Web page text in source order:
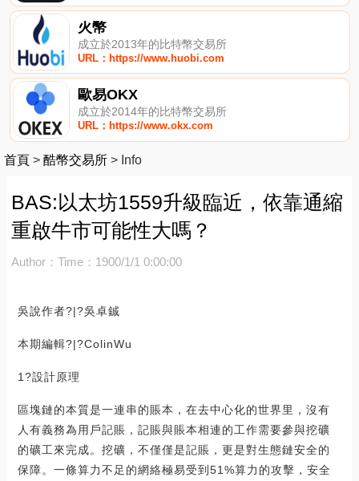
火幣
成立於2013年的比特幣交易所
URL：https://www.huobi.com
歐易OKX
成立於2014年的比特幣交易所
URL：https://www.okx.com
首頁 > 酷幣交易所 > Info
BAS:以太坊1559升級臨近，依靠通縮
重啟牛市可能性大嗎？
Author： Time：1900/1/1 0:00:00
吳說作者?|?吳卓鋮
本期編輯?|?ColinWu
1?設計原理
區塊鏈的本質是一連串的賬本，在去中心化的世界里，沒有
人有義務為用戶記賬，記賬與賬本相連的工作需要參與挖礦
的礦工來完成。挖礦，不僅僅是記賬，更是對生態鏈安全的
保障。一條算力不足的網絡極易受到51%算力的攻擊，安全